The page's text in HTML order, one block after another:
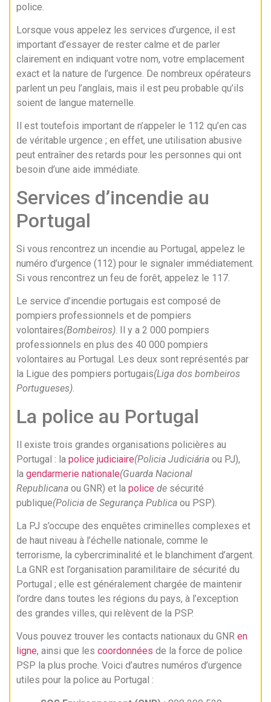
police.
Lorsque vous appelez les services d’urgence, il est
important d’essayer de rester calme et de parler
clairement en indiquant votre nom, votre emplacement
exact et la nature de l’urgence. De nombreux opérateurs
parlent un peu l’anglais, mais il est peu probable qu’ils
soient de langue maternelle.
Il est toutefois important de n’appeler le 112 qu’en cas
de véritable urgence ; en effet, une utilisation abusive
peut entraîner des retards pour les personnes qui ont
besoin d’une aide immédiate.
Services d’incendie au
Portugal
Si vous rencontrez un incendie au Portugal, appelez le
numéro d’urgence (112) pour le signaler immédiatement.
Si vous rencontrez un feu de forêt, appelez le 117.
Le service d’incendie portugais est composé de
pompiers professionnels et de pompiers
volontaires(Bombeiros). Il y a 2 000 pompiers
professionnels en plus des 40 000 pompiers
volontaires au Portugal. Les deux sont représentés par
la Ligue des pompiers portugais(Liga dos bombeiros
Portugueses).
La police au Portugal
Il existe trois grandes organisations policières au
Portugal : la police judiciaire(Policia Judiciária ou PJ),
la gendarmerie nationale(Guarda Nacional
Republicana ou GNR) et la police de sécurité
publique(Policia de Segurança Publica ou PSP).
La PJ s’occupe des enquêtes criminelles complexes et
de haut niveau à l’échelle nationale, comme le
terrorisme, la cybercriminalité et le blanchiment d’argent.
La GNR est l’organisation paramilitaire de sécurité du
Portugal ; elle est généralement chargée de maintenir
l’ordre dans toutes les régions du pays, à l’exception
des grandes villes, qui relèvent de la PSP.
Vous pouvez trouver les contacts nationaux du GNR en
ligne, ainsi que les coordonnées de la force de police
PSP la plus proche. Voici d’autres numéros d’urgence
utiles pour la police au Portugal :